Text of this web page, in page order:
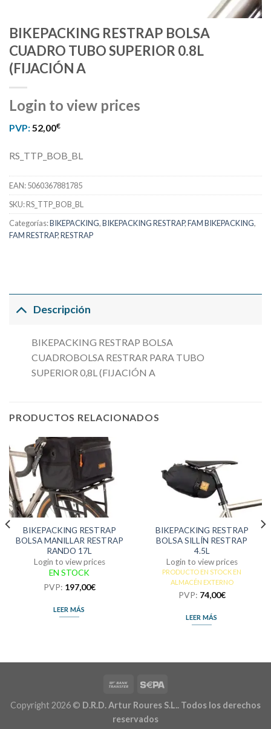
BIKEPACKING RESTRAP BOLSA
CUADRO TUBO SUPERIOR 0.8L
(FIJACIÓN A
Login to view prices
PVP:52,00€
RS_TTP_BOB_BL
EAN:5060367881785
SKU:RS_TTP_BOB_BL
Categorías:BIKEPACKING,BIKEPACKING RESTRAP,FAM BIKEPACKING,
FAM RESTRAP,RESTRAP
Descripción
BIKEPACKING RESTRAP BOLSA
CUADROBOLSA RESTRAR PARA TUBO
SUPERIOR 0,8L (FIJACIÓN A
PRODUCTOS RELACIONADOS
BIKEPACKING RESTRAP
BOLSA MANILLAR RESTRAP
RANDO 17L
Login to view prices
EN STOCK
PVP: 197,00€
LEER MÁS
BIKEPACKING RESTRAP
BOLSA SILLÍN RESTRAP
4.5L
Login to view prices
PRODUCTO EN STOCK EN
ALMACÉN EXTERNO
PVP: 74,00€
LEER MÁS
Copyright 2026 © D.R.D. Artur Roures S.L.. Todos los derechos
reservados